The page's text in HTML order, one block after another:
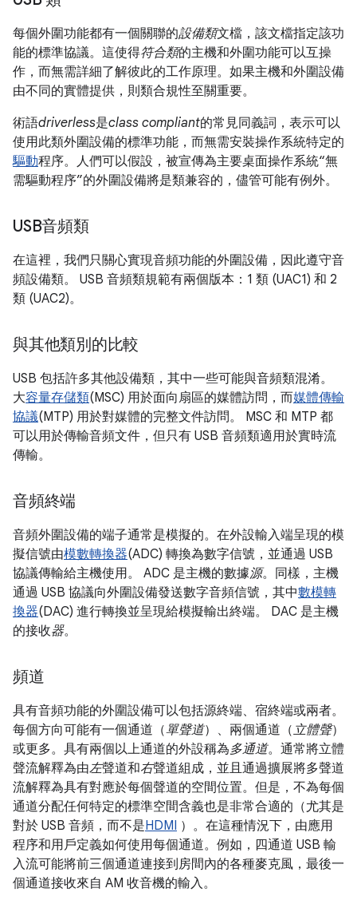
每個外圍功能都有一個關聯的設備類文檔，該文檔指定該功
能的標準協議。這使得符合類的主機和外圍功能可以互操
作，而無需詳細了解彼此的工作原理。如果主機和外圍設備
由不同的實體提供，則類合規性至關重要。
術語driverless是class compliant的常見同義詞，表示可以
使用此類外圍設備的標準功能，而無需安裝操作系統特定的
驅動程序。人們可以假設，被宣傳為主要桌面操作系統“無
需驅動程序”的外圍設備將是類兼容的，儘管可能有例外。
USB音頻類
在這裡，我們只關心實現音頻功能的外圍設備，因此遵守音
頻設備類。 USB 音頻類規範有兩個版本：1 類 (UAC1) 和 2
類 (UAC2)。
與其他類別的比較
USB 包括許多其他設備類，其中一些可能與音頻類混淆。
大容量存儲類(MSC) 用於面向扇區的媒體訪問，而媒體傳輸
協議(MTP) 用於對媒體的完整文件訪問。 MSC 和 MTP 都
可以用於傳輸音頻文件，但只有 USB 音頻類適用於實時流
傳輸。
音頻終端
音頻外圍設備的端子通常是模擬的。在外設輸入端呈現的模
擬信號由模數轉換器(ADC) 轉換為數字信號，並通過 USB
協議傳輸給主機使用。 ADC 是主機的數據源。同樣，主機
通過 USB 協議向外圍設備發送數字音頻信號，其中數模轉
換器(DAC) 進行轉換並呈現給模擬輸出終端。 DAC 是主機
的接收器。
頻道
具有音頻功能的外圍設備可以包括源終端、宿終端或兩者。
每個方向可能有一個通道（單聲道）、兩個通道（立體聲）
或更多。具有兩個以上通道的外設稱為多通道。通常將立體
聲流解釋為由左聲道和右聲道組成，並且通過擴展將多聲道
流解釋為具有對應於每個聲道的空間位置。但是，不為每個
通道分配任何特定的標準空間含義也是非常合適的（尤其是
對於 USB 音頻，而不是HDMI ）。在這種情況下，由應用
程序和用戶定義如何使用每個通道。例如，四通道 USB 輸
入流可能將前三個通道連接到房間內的各種麥克風，最後一
個通道接收來自 AM 收音機的輸入。